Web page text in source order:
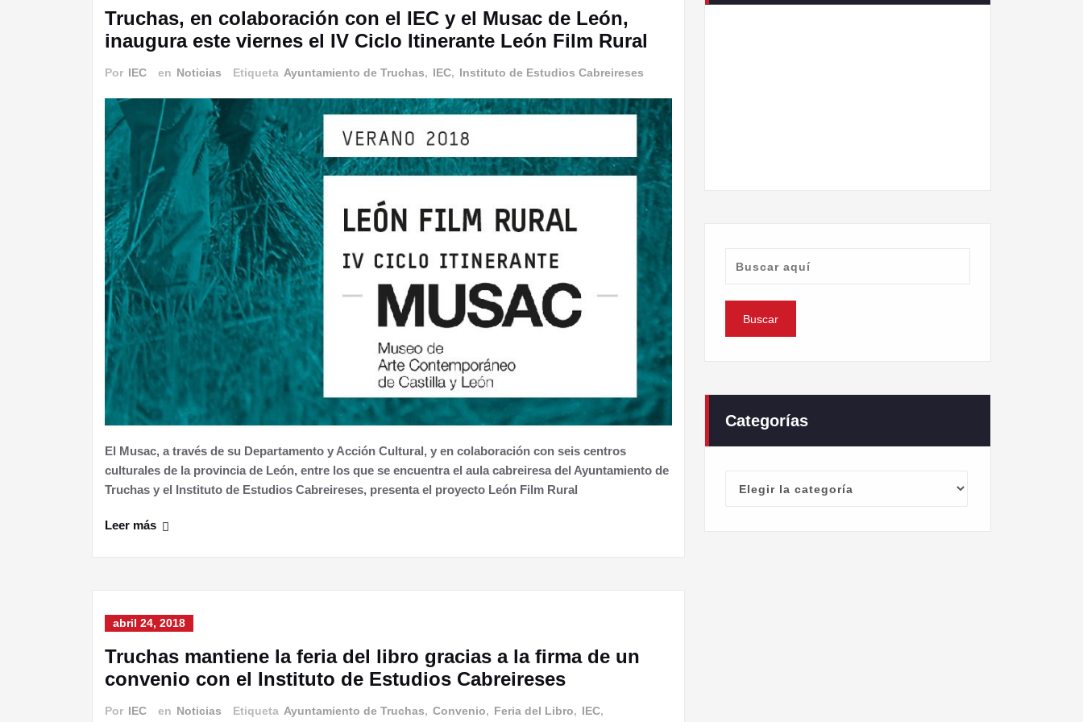
Truchas, en colaboración con el IEC y el Musac de León,
inaugura este viernes el IV Ciclo Itinerante León Film Rural
Por IEC en Noticias Etiqueta Ayuntamiento de Truchas, IEC, Instituto de Estudios Cabreireses
El Musac, a través de su Departamento y Acción Cultural, y en colaboración con seis centros
culturales de la provincia de León, entre los que se encuentra el aula cabreiresa del Ayuntamiento de
Truchas y el Instituto de Estudios Cabreireses, presenta el proyecto León Film Rural
Leer más
abril 24, 2018
Truchas mantiene la feria del libro gracias a la firma de un
convenio con el Instituto de Estudios Cabreireses
Por IEC en Noticias Etiqueta Ayuntamiento de Truchas, Convenio, Feria del Libro, IEC,
III Alcuentru Cabreira-Senabria
Llegamos a la X edición de la Feria del Llibru de
Cabreira
Categorías
Categorías